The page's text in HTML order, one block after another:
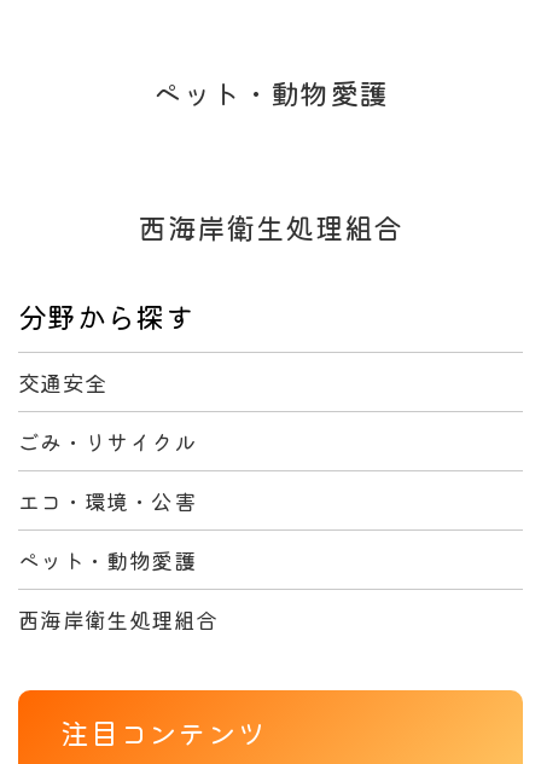
ペット・動物愛護
西海岸衛生処理組合
分野から探す
交通安全
ごみ・リサイクル
エコ・環境・公害
ペット・動物愛護
西海岸衛生処理組合
注目コンテンツ